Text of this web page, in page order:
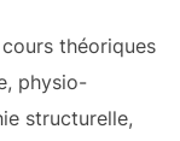
théoriques
physio-
structurelle,